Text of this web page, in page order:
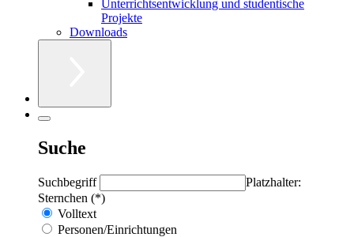
Unterrichtsentwicklung und studentische
Projekte
Downloads
Suche
Suchbegriff
Platzhalter:
Sternchen (*)
Volltext
Personen/Einrichtungen